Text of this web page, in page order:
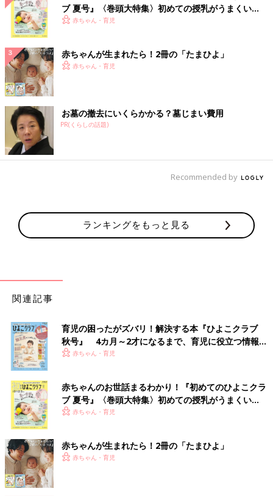
ブ 夏号』〈巻頭大特集〉初めての授乳がうまくい
く！ おっぱい・ミルクの基本と夏のトラブル 解決テ
赤ちゃん・育児
赤ちゃんが生まれたら！2冊の「たまひよ」
赤ちゃん・育児
お墓の撤去にいくらかかる？墓じまい費用
PR(くらしの話題)
Recommended by
ランキングをもっと見る
関連記事
育児の困ったがズバリ！解決する本『ひよこクラブ
秋号』 4カ月～2才になるまで、育児に役立つ情報が
いっぱい！
赤ちゃん・育児
赤ちゃんのお世話まるわかり！『初めてのひよこクラ
ブ 夏号』〈巻頭大特集〉初めての授乳がうまくい
く！ おっぱい・ミルクの基本と夏のトラブル 解決テ
赤ちゃん・育児
赤ちゃんが生まれたら！2冊の「たまひよ」
赤ちゃん・育児